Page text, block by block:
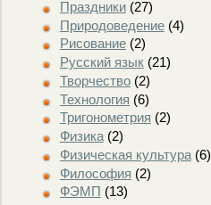
Праздники(27)
Природоведение(4)
Рисование(2)
Русский язык(21)
Творчество(2)
Технология (6)
Тригонометрия (2)
Физика(2)
Физическая культура(6)
Философия (2)
ФЭМП (13)